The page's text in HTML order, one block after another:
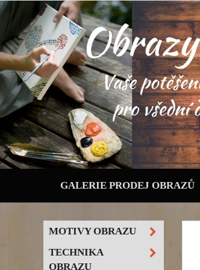
GALERIE PRODEJ OBRAZŮ
MOTIVY OBRAZU
TECHNIKA
OBRAZU